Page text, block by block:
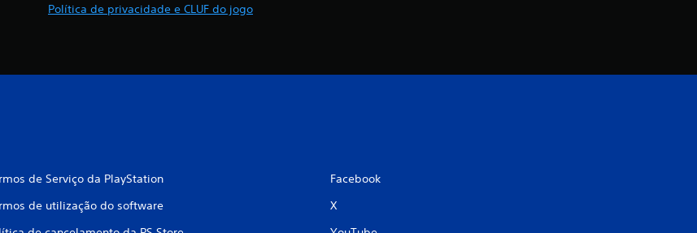
Política de privacidade e CLUF do jogo
de Serviço da PlayStation
de utilização do software
Facebook
X